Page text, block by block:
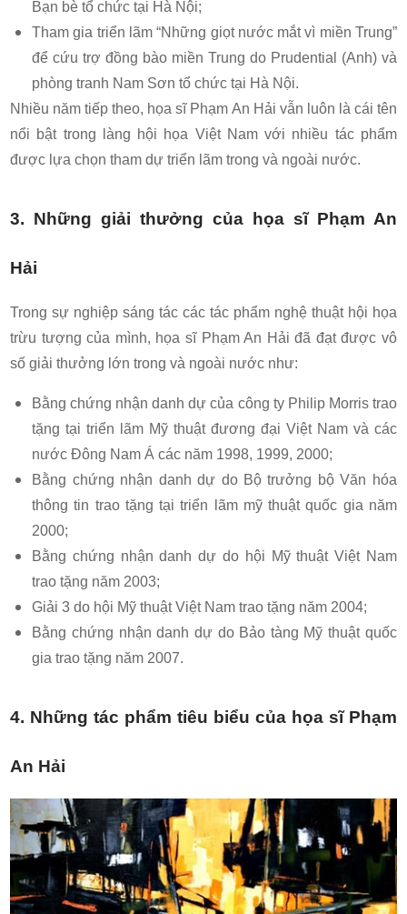
Bạn bè tổ chức tại Hà Nội;
Tham gia triển lãm “Những giọt nước mắt vì miền Trung”
để cứu trợ đồng bào miền Trung do Prudential (Anh) và
phòng tranh Nam Sơn tổ chức tại Hà Nội.
Nhiều năm tiếp theo, họa sĩ Phạm An Hải vẫn luôn là cái tên
nổi bật trong làng hội họa Việt Nam với nhiều tác phẩm
được lựa chọn tham dự triển lãm trong và ngoài nước.
3. Những giải thưởng của họa sĩ Phạm An
Hải
Trong sự nghiệp sáng tác các tác phẩm nghệ thuật hội họa
trừu tượng của mình, họa sĩ Phạm An Hải đã đạt được vô
số giải thưởng lớn trong và ngoài nước như:
Bằng chứng nhận danh dự của công ty Philip Morris trao
tặng tại triển lãm Mỹ thuật đương đại Việt Nam và các
nước Đông Nam Á các năm 1998, 1999, 2000;
Bằng chứng nhận danh dự do Bộ trưởng bộ Văn hóa
thông tin trao tặng tại triển lãm mỹ thuật quốc gia năm
2000;
Bằng chứng nhận danh dự do hội Mỹ thuật Việt Nam
trao tặng năm 2003;
Giải 3 do hội Mỹ thuật Việt Nam trao tặng năm 2004;
Bằng chứng nhận danh dự do Bảo tàng Mỹ thuật quốc
gia trao tặng năm 2007.
4. Những tác phẩm tiêu biểu của họa sĩ Phạm
An Hải